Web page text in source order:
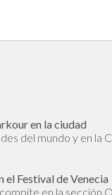
en la ciudad
del mundo y en
el Festival de Venecia
en la sección